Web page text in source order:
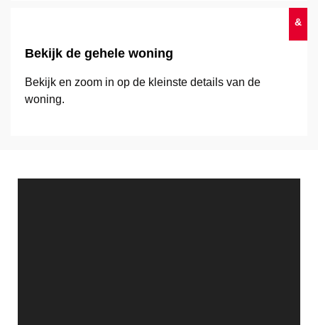
&
Bekijk de gehele woning
Bekijk en zoom in op de kleinste details van de
woning.